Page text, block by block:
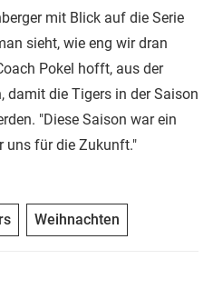
mit Blick auf die Serie
sieht, wie eng wir dran
Pokel hofft, aus der
damit die Tigers in der Saison
"Diese Saison war ein
uns für die Zukunft."
Weihnachten